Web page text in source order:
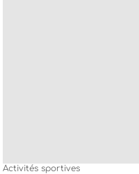
Activités sportives